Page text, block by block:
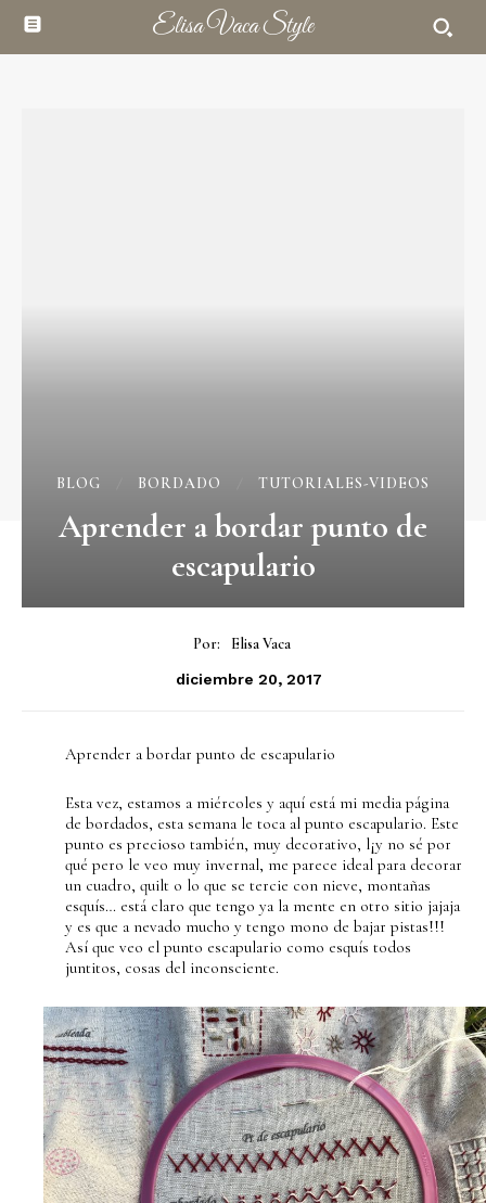
Elisa Vaca Style
BLOG BORDADO TUTORIALES-VIDEOS
Aprender a bordar punto de
escapulario
Por: Elisa Vaca
diciembre 20, 2017
Aprender a bordar punto de escapulario
Esta vez, estamos a miércoles y aquí está mi media página
de bordados, esta semana le toca al punto escapulario. Este
punto es precioso también, muy decorativo, l¡y no sé por
qué pero le veo muy invernal, me parece ideal para decorar
un cuadro, quilt o lo que se tercie con nieve, montañas
esquís… está claro que tengo ya la mente en otro sitio jajaja
y es que a nevado mucho y tengo mono de bajar pistas!!!
Así que veo el punto escapulario como esquís todos
juntitos, cosas del inconsciente.